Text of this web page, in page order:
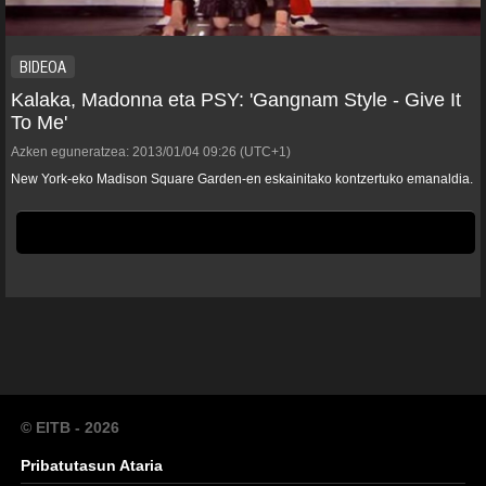
BIDEOA
Kalaka, Madonna eta PSY: 'Gangnam Style - Give It
To Me'
Azken eguneratzea: 2013/01/04 09:26 (UTC+1)
New York-eko Madison Square Garden-en eskainitako kontzertuko emanaldia.
© EITB - 2026
Pribatutasun Ataria